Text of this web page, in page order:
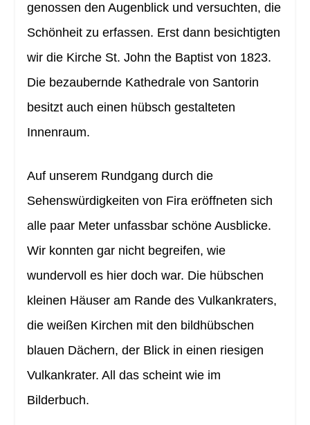
genossen den Augenblick und versuchten, die
Schönheit zu erfassen. Erst dann besichtigten
wir die Kirche St. John the Baptist von 1823.
Die bezaubernde Kathedrale von Santorin
besitzt auch einen hübsch gestalteten
Innenraum.
Auf unserem Rundgang durch die
Sehenswürdigkeiten von Fira eröffneten sich
alle paar Meter unfassbar schöne Ausblicke.
Wir konnten gar nicht begreifen, wie
wundervoll es hier doch war. Die hübschen
kleinen Häuser am Rande des Vulkankraters,
die weißen Kirchen mit den bildhübschen
blauen Dächern, der Blick in einen riesigen
Vulkankrater. All das scheint wie im
Bilderbuch.